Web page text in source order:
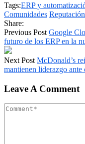
Tags:ERP y
Comunidades
Share:
Previous Post Google
futuro de los ERP en la
Next Post McDonald’s
mantienen liderazgo ante
Leave A Comment